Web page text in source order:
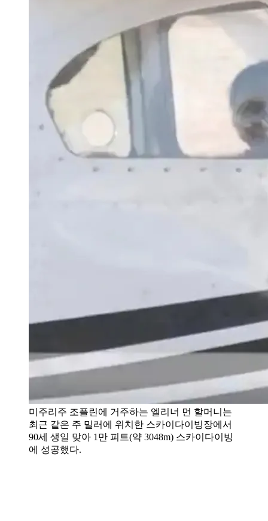
미주리주 조플린에 거주하는 엘리너 먼 할머니는
최근 같은 주 밀러에 위치한 스카이다이빙장에서
90세 생일 맞아 1만 피트(약 3048m) 스카이다이빙
에 성공했다.